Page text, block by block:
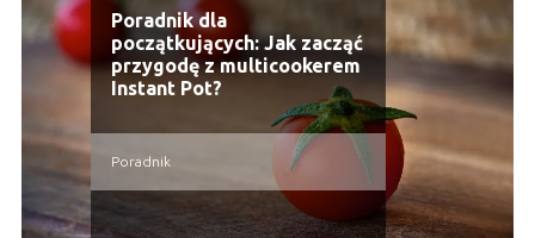
Poradnik dla
początkujących: Jak zacząć
przygodę z multicookerem
Instant Pot?
Poradnik